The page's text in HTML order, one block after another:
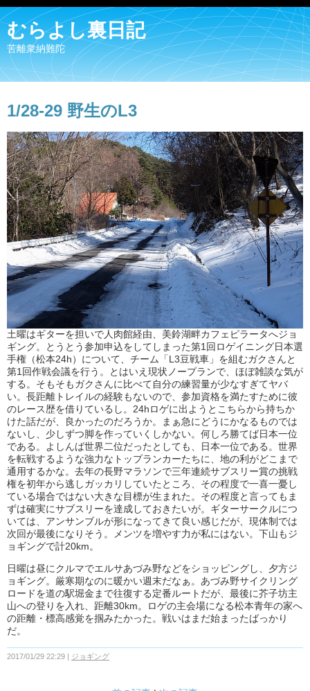
むらよし裏日記
苦離衆納難陀
1/28-29 野生のL3
土曜はギターを担いで人肉館経由、美鈴湖畔カフェピラータへジョ
ギング。とうとう参加申込をしてしまった第1回ロゲイニング日本選
手権（松本24h）について、チーム「L3豆戦車」を組むガクさんと
第1回作戦会議を行う。とはいえ現状ノープランで、ほぼ雑談な気が
する。そもそもガクさんに比べて自分の練習量が少なすぎてヤバ
い。長距離トレイルの経験もないので、参加資格を満たすために彼
のレース歴を借りているし。24hロゲに出ようとこちらから持ちか
けた話だが、良かったのだろうか。まぁ急にどうにかなるものでは
ないし、少しずつ脚を作っていくしかない。何しろ勝てば日本一位
である。よしんば世界二位だったとしても、日本一位である。世界
を転戦するような強力なトップランカーたちに、地の利がどこまで
通用するかな。去年の長野マラソンで三年連続サブスリー賞の挑戦
権を初年から逃しガッカリしていたところ、その程度で一喜一憂し
ている場合ではない大きな目標が生まれた。その程度と言ってもま
ずは確実にサブスリーを達成しておきたいが。ギターサークルにつ
いては、アンサンブルが形になってきて良い感じだが、現体制では
次回が最後になりそう。メンツを増やす力が私にはない。下山もジ
ョギングで計20km。
日曜は昼にクルマでエルサあづみ野などをショッピングし、夕方ジ
ョギング。厳寒期なのに暖かい週末だなぁ。あづみ野サイクリング
ロードを道の駅堀金まで往復する定番ルートだが、最後に芥子坊主
山への登りを入れ、距離30km。ロゲの主会場になる松本青年の家へ
の距離・標高感覚を掴みたかった。戦いはまだ始まったばっかり
だ。
2017/01/29 22:29 ジョギング